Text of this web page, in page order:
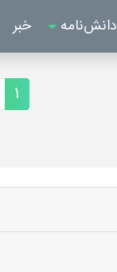
دانش‌نامه خبر
1